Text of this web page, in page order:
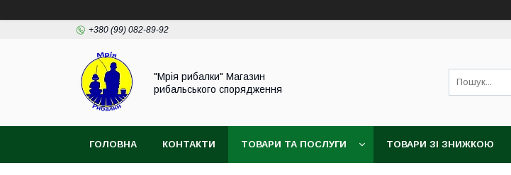
+380 (99) 082-89-92
"Мрія рибалки" Магазин
рибальського спорядження
ГОЛОВНА КОНТАКТИ ТОВАРИ ТА ПОСЛУГИ ТОВАРИ ЗІ ЗНИЖКОЮ